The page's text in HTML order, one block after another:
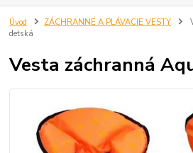
Úvod ZÁCHRANNÉ A PLÁVACIE VESTY
detská
Vesta záchranná